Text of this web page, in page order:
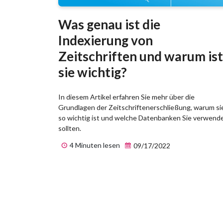
Was genau ist die
Indexierung von
Zeitschriften und warum ist
sie wichtig?
In diesem Artikel erfahren Sie mehr über die
Grundlagen der Zeitschriftenerschließung, warum
so wichtig ist und welche Datenbanken Sie
sollten.
4 Minuten lesen
09/17/2022